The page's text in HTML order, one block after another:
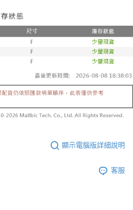
限公司」（以下簡稱本公司）所提供，讓
約使用本公司帳單繳交帳款。
分期」之契約關係目的，商店將以您的個人
提供予台灣大哥大進項蒐集、處理及利用，
所需資料之確認、核對及更正。
需立刻繳費，但若您需要取消訂單，請聯絡
取消之訂單仍視為有效，需透過AFTEE先享
享後付 」之結帳頁面顯示為準，若有關於
退款等相關疑問，請聯繫「AFTEE先享後付
support/home
提供之「AFTEE先享後付」服務完成之交
。
瀏覽以下網址：
意申辦者引起之損失，本公司不負相關責
仍有額度不足之情形，本公司將視審查結果
以上)免運費
查看運費
顯示電腦版詳細說明
客服